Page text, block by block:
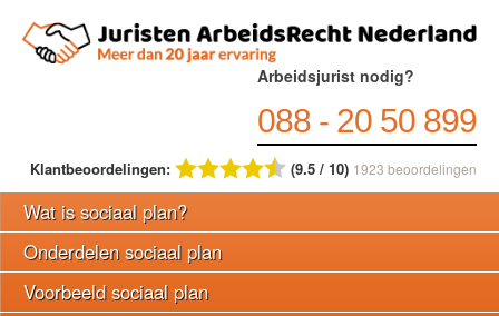
Arbeidsjurist nodig?
088 - 20 50 899
Klantbeoordelingen: (9.5 / 10) 1923 beoordelingen
Wat is sociaal plan?
Onderdelen sociaal plan
Voorbeeld sociaal plan